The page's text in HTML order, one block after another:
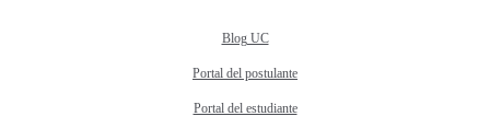
Blog UC
Portal del postulante
Portal del estudiante